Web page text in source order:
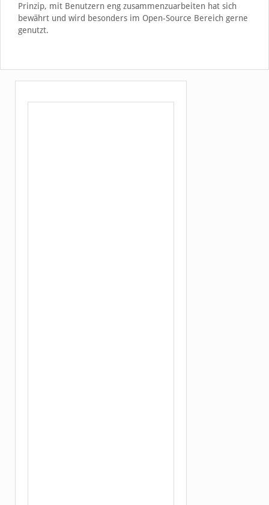
Prinzip, mit Benutzern eng zusammenzuarbeiten hat sich
bewährt und wird besonders im Open-Source Bereich gerne
genutzt.